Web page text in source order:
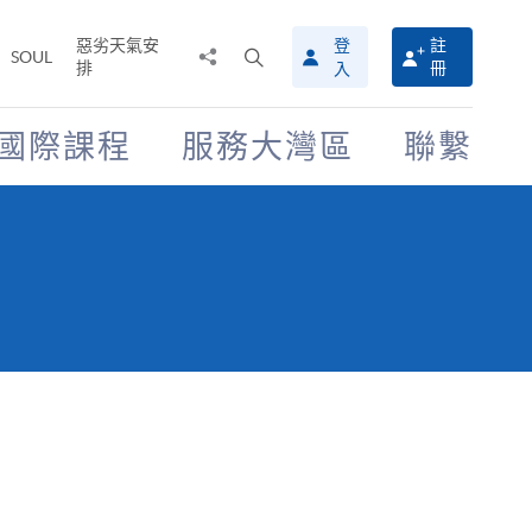
SOUL
惡劣天氣安
排
搜
尋
介
面
登
入
註
冊
際課程 服務大灣區 聯繫